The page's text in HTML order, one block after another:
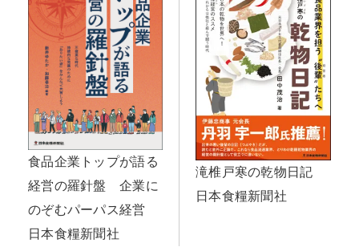
食品企業トップが語る
経営の羅針盤 企業に
のぞむパーパス経営
日本食糧新聞社
滝椎戸寒の乾物日記
日本食糧新聞社